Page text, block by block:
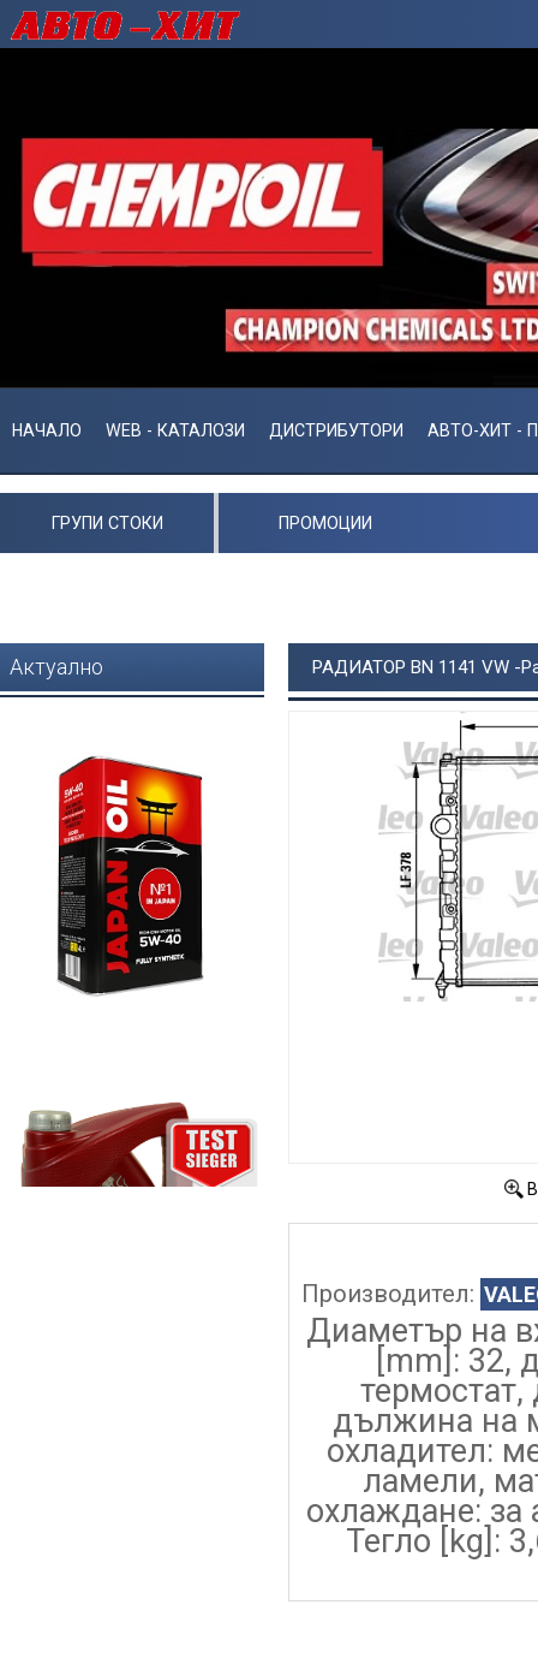
НАЧАЛО WEB - КАТАЛОЗИ ДИСТРИБУТОРИ АВТО-ХИТ -
ГРУПИ СТОКИ ПРОМОЦИИ
Актуално РАДИАТОР BN 1141 VW -
Производител:
Диаметър на
[mm]: 32,
дължина на
охладител:
ламели,
охлаждане: за
Тегло [kg]: